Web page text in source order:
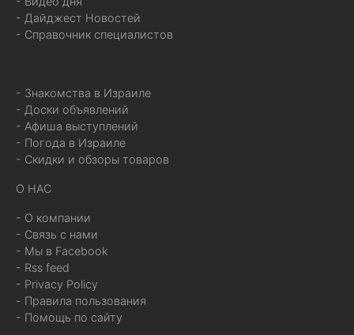
- Дайджест Новостей
- Справочник специалистов
- Знакомства в Израиле
- Доски объявлений
- Афиша выступлений
- Погода в Израиле
- Скидки и обзоры товаров
О НАС
- О компании
- Связь с нами
- Мы в Facebook
- Rss feed
- Privacy Policy
- Правила пользования
- Помощь по сайту